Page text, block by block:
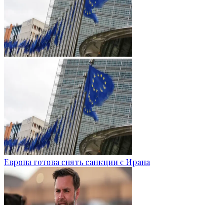
Европа готова снять санкции с Ирана